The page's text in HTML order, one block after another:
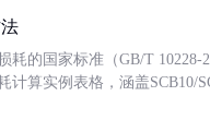
的国家标准（GB/T
算实例表格，涵盖SCB10/